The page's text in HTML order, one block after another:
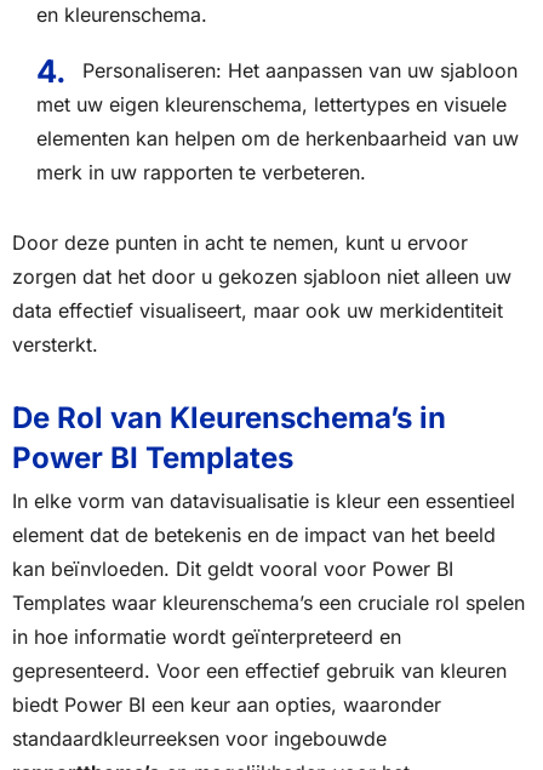
en kleurenschema.
Personaliseren: Het aanpassen van uw sjabloon
met uw eigen kleurenschema, lettertypes en visuele
elementen kan helpen om de herkenbaarheid van uw
merk in uw rapporten te verbeteren.
Door deze punten in acht te nemen, kunt u ervoor
zorgen dat het door u gekozen sjabloon niet alleen uw
data effectief visualiseert, maar ook uw merkidentiteit
versterkt.
De Rol van Kleurenschema’s in
Power BI Templates
In elke vorm van datavisualisatie is kleur een essentieel
element dat de betekenis en de impact van het beeld
kan beïnvloeden. Dit geldt vooral voor Power BI
Templates waar kleurenschema’s een cruciale rol spelen
in hoe informatie wordt geïnterpreteerd en
gepresenteerd. Voor een effectief gebruik van kleuren
biedt Power BI een keur aan opties, waaronder
standaardkleurreeksen voor ingebouwde